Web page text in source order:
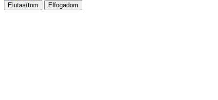
Elutasítom Elfogadom